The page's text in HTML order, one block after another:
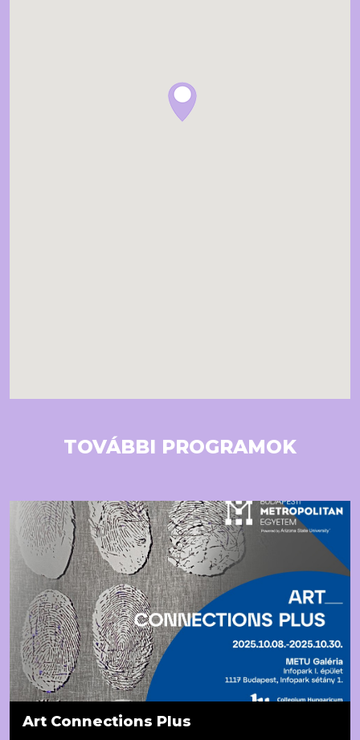
TOVÁBBI PROGRAMOK
Art Connections Plus